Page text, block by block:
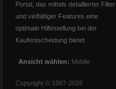
Portal, das mittels detaillierter Filter
und vielfältiger Features eine
optimale Hilfestellung bei der
Kaufentscheidung bietet.
Ansicht wählen: Mobile
Copyright © 1997-2026